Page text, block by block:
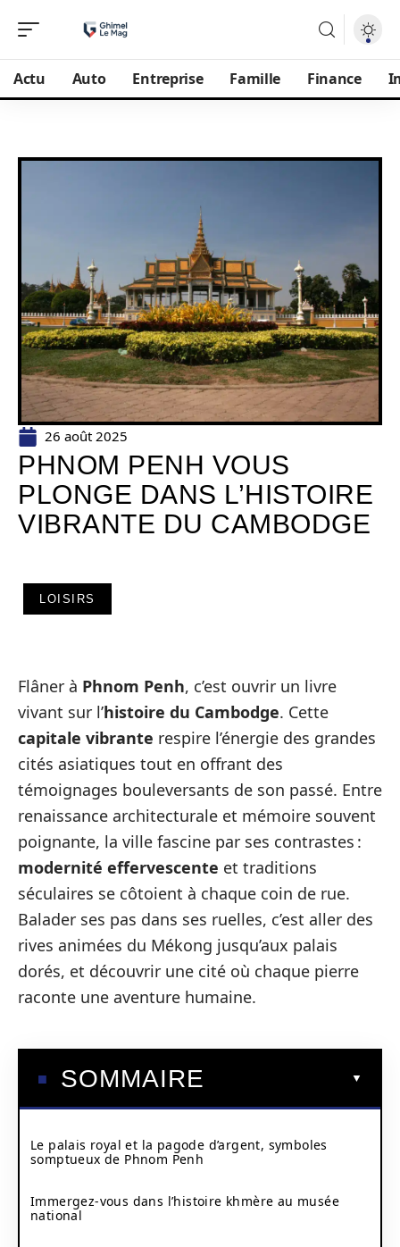
Actu Auto Entreprise Famille Finance
26 août 2025
PHNOM PENH VOUS
PLONGE DANS L’HISTOIRE
VIBRANTE DU CAMBODGE
LOISIRS
Flâner à Phnom Penh, c’est ouvrir un livre
vivant sur l’histoire du Cambodge. Cette
capitale vibrante respire l’énergie des grandes
cités asiatiques tout en offrant des
témoignages bouleversants de son passé. Entre
renaissance architecturale et mémoire souvent
poignante, la ville fascine par ses contrastes :
modernité effervescente et traditions
séculaires se côtoient à chaque coin de rue.
Balader ses pas dans ses ruelles, c’est aller des
rives animées du Mékong jusqu’aux palais
dorés, et découvrir une cité où chaque pierre
raconte une aventure humaine.
SOMMAIRE
Le palais royal et la pagode d’argent, symboles
somptueux de Phnom Penh
Immergez-vous dans l’histoire khmère au musée
national